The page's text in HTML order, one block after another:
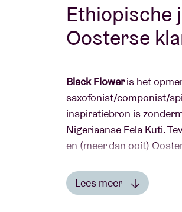
Ethiopische
Oosterse
Black Floweris het
saxofonist/componist/
inspiratiebron is
Nigeriaanse Fela Kuti.
en (meer dan ooit)
Zo begrijpt u meteen
Belgische Platen van 2014
Lees meer